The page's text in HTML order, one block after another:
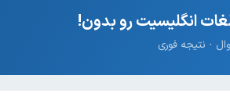
انگلیسیت رو بدون!